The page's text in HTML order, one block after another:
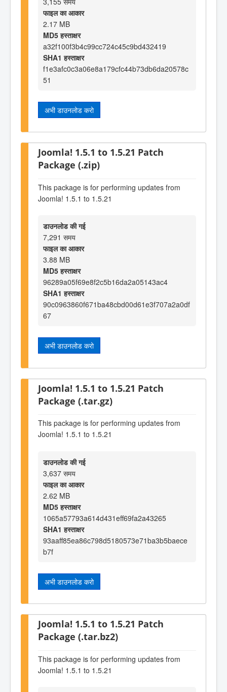
फाइल का आकार
2.17 MB
MD5 हस्ताक्षर
a32f100f3b4c99cc724c45c9bd432419
SHA1 हस्ताक्षर
f1e3afc0c3a06e8a179cfc44b73db6da20578c
51
अभी डाउनलोड करो
Joomla! 1.5.1 to 1.5.21 Patch
Package (.zip)
This package is for performing updates from
Joomla! 1.5.1 to 1.5.21
डाउनलोड की गई
7,291 समय
फाइल का आकार
3.88 MB
MD5 हस्ताक्षर
96289a05f69e8f2c5b16da2a05143ac4
SHA1 हस्ताक्षर
90c0963860f671ba48cbd00d61e3f707a2a0df
67
अभी डाउनलोड करो
Joomla! 1.5.1 to 1.5.21 Patch
Package (.tar.gz)
This package is for performing updates from
Joomla! 1.5.1 to 1.5.21
डाउनलोड की गई
3,637 समय
फाइल का आकार
2.62 MB
MD5 हस्ताक्षर
1065a57793a614d431eff69fa2a43265
SHA1 हस्ताक्षर
93aaff85ea86c798d5180573e71ba3b5baece
b7f
अभी डाउनलोड करो
Joomla! 1.5.1 to 1.5.21 Patch
Package (.tar.bz2)
This package is for performing updates from
Joomla! 1.5.1 to 1.5.21